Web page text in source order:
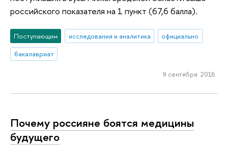
российского показателя на 1 пункт (67,6 балла).
Поступающим исследования и аналитика
официально
бакалавриат
9 сентября 2016
Почему россияне боятся медицины
будущего